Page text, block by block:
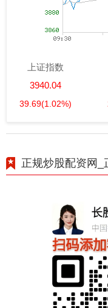
上证指数
3940.04
39.69(1.02%)
正规炒股配资网_